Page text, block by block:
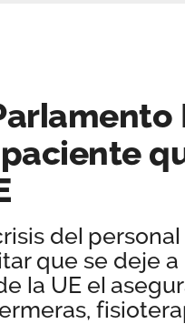
del
que se deje
la UE el